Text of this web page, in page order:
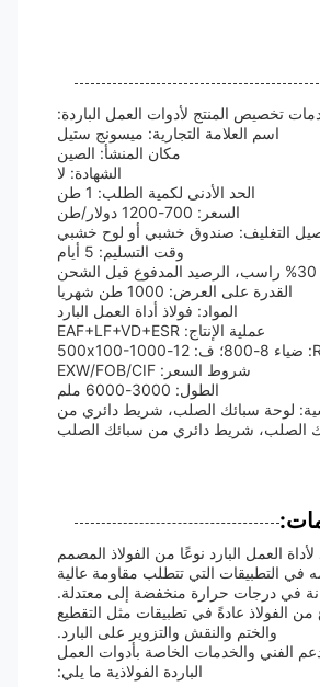
المنتج لأدوات العمل الباردة:
اسم العلامة التجارية: ميسونج ستيل
مكان المنشأ: الصين
الشهادة: لا
الحد الأدنى لكمية الطلب: 1 طن
السعر: 700-1200 دولار/طن
التغليف: صندوق خشبي أو لوح خشبي
وقت التسليم: 5 أيام
القدرة على العرض: 1000 طن شهريا
المواد: فولاذ أداة العمل البارد
عملية الإنتاج: EAF+LF+VD+ESR
شروط السعر: EXW/FOB/CIF
الطول: 3000-6000 ملم
لوحة سبائك الصلب، شريط دائري من
شريط دائري من سبائك الصلب
العمل البارد نوعًا من الفولاذ المصمم
التي تتطلب مقاومة عالية
درجات حرارة منخفضة إلى معتدلة.
عادةً في تطبيقات مثل التقطيع
والختم والنقش والتزوير على البارد.
والخدمات الخاصة بأدوات العمل
الباردة الفولاذية ما يلي: